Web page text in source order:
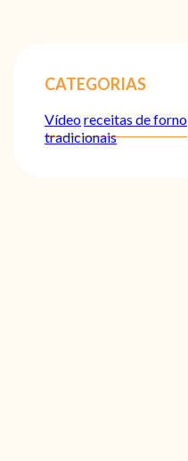
CATEGORIAS
Vídeoreceitas de forno
tradicionais